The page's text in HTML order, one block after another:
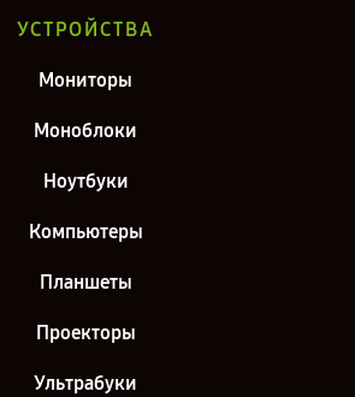
УСТРОЙСТВА
Мониторы
Моноблоки
Ноутбуки
Компьютеры
Планшеты
Проекторы
Ультрабуки